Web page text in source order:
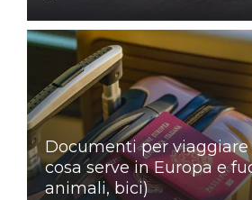
Documenti per
cosa serve in Europa e
animali, bici)